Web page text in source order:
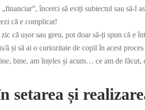
încerci să eviți subiectul sau să-l
că e complicat!
că ușor sau greu, pot doar să-ți spun că e
ă și să ai o curiozitate de copil în acest
bine, am înțeles și acum… ce am de făcut,
setarea și